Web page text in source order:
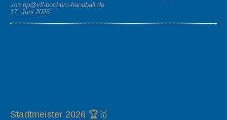
von hp@vfl-bochum-handball.de
17. Juni 2026
Stadtmeister 2026 🏆🥇